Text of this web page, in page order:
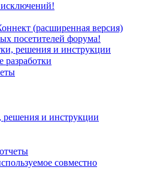
(расширенная версия)
посетителей форума!
решения и инструкции
решения и инструкции
совместно